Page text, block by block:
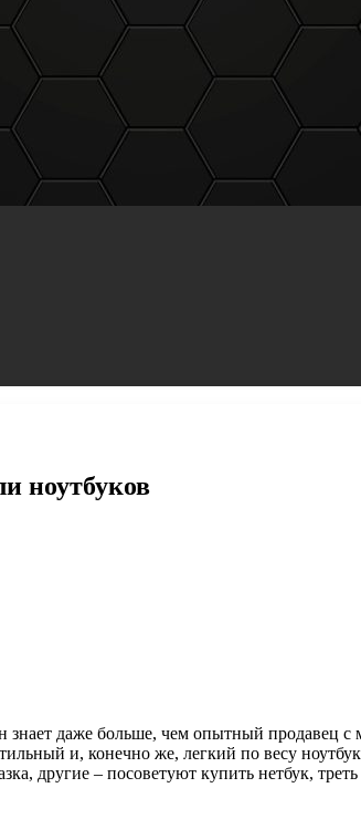
ноутбуков
даже больше, чем опытный продавец
и, конечно же, легкий по весу
другие – посоветуют купить нетбук,